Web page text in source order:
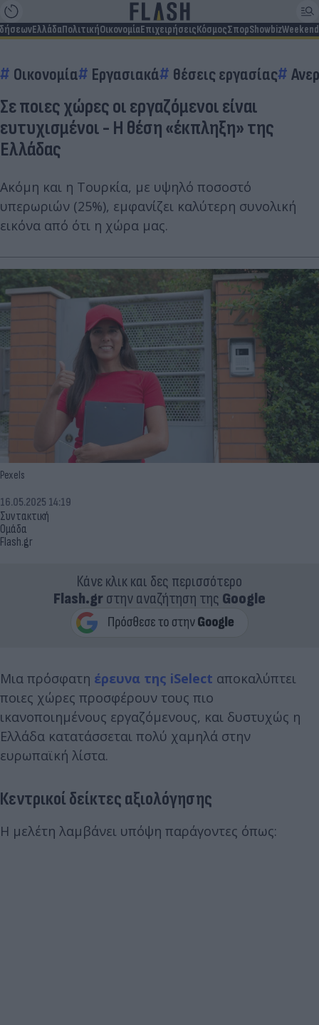
ΕλλάδαΠολιτικήΟικονομίαΕπιχειρήσειςΚόσμοςΣπορShowbizWeekend
Οικονομία Εργασιακά θέσεις εργασίας
Σε ποιες χώρες οι εργαζόμενοι είναι
ευτυχισμένοι - Η θέση «έκπληξη» της
Ελλάδας
Ακόμη και η Τουρκία, με υψηλό ποσοστό
υπερωριών (25%), εμφανίζει καλύτερη συνολική
εικόνα από ότι η χώρα μας.
Pexels
Συντακτική
Ομάδα
Flash.gr
16.05.2025 14:19
Κάνε κλικ και δες περισσότερο
Flash.grστην αναζήτηση της Google
Μια πρόσφατη έρευνα της iSelect αποκαλύπτει
ποιες χώρες προσφέρουν τους πιο
ικανοποιημένους εργαζόμενους, και δυστυχώς η
Ελλάδα κατατάσσεται πολύ χαμηλά στην
ευρωπαϊκή λίστα.
Κεντρικοί δείκτες αξιολόγησης
Η μελέτη λαμβάνει υπόψη παράγοντες όπως: